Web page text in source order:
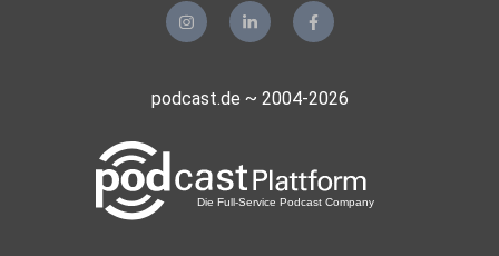
podcast.de ~ 2004-2026